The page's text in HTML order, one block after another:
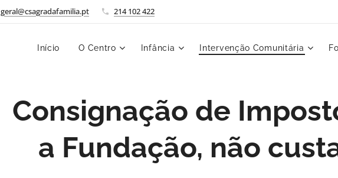
geral@csagradafamilia.pt 214 102 422
Início O Centro Infância Intervenção Comunitária
Consignação de
a Fundação, não